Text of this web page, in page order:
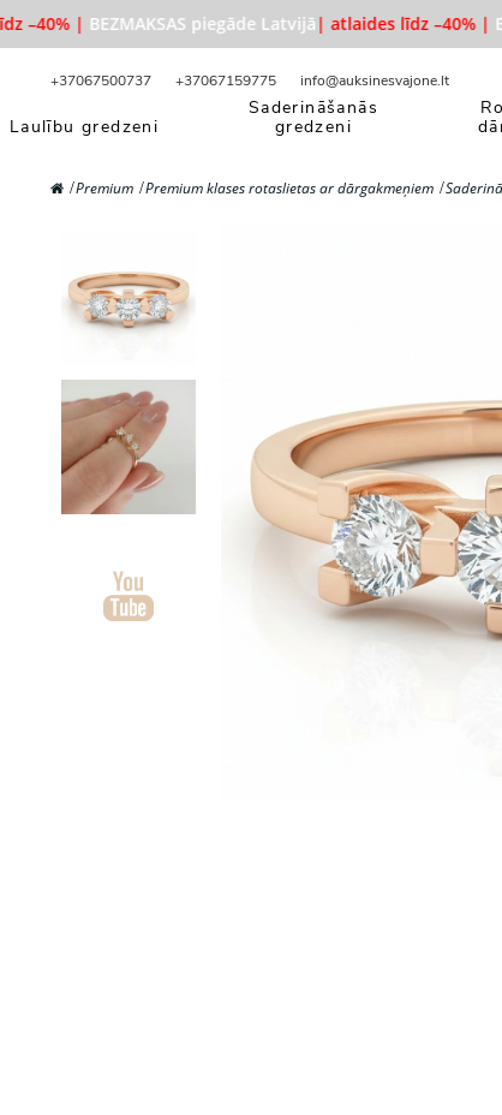
–40% |BEZMAKSAS piegāde Latvijā| atlaides līdz –40% |
+37067500737 +37067159775 info@auksinesvajone.lt
Laulību gredzeni
Saderināšanās
gredzeni
Premium Premium klases rotaslietas ar dārgakmeņiem